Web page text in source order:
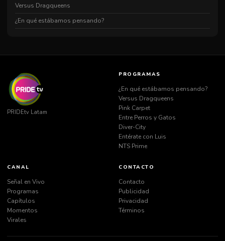
Versus Dragqueens
¿En qué estábamos pensando?
PRIDEtv Latam
PROGRAMAS
¿En qué estábamos pensando?
Versus Dragqueens
Pink Carpet
Entre Perros y Gatos
Diver-City
Entérate con Luis
NTS Prime
CANAL
Señal en Vivo
Programas
Capítulos
Momentos
Virales
CONTACTO
Contacto
Publicidad
Privacidad
Términos